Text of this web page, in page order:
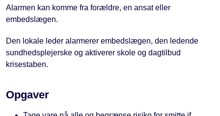
Alarmen kan komme fra forældre, en ansat eller
embedslægen.
Den lokale leder alarmerer embedslægen, den ledende
sundhedsplejerske og aktiverer skole og dagtilbud
krisestaben.
Opgaver